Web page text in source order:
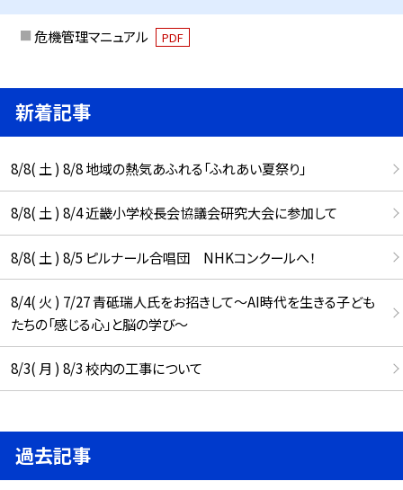
危機管理マニュアル PDF
新着記事
8/8( 土 ) 8/8 地域の熱気あふれる「ふれあい夏祭り」
8/8( 土 ) 8/4 近畿小学校長会協議会研究大会に参加して
8/8( 土 ) 8/5 ピルナール合唱団 NHKコンクールへ！
8/4( 火 ) 7/27 青砥瑞人氏をお招きして〜AI時代を生きる子ども
たちの「感じる心」と脳の学び〜
8/3( 月 ) 8/3 校内の工事について
過去記事